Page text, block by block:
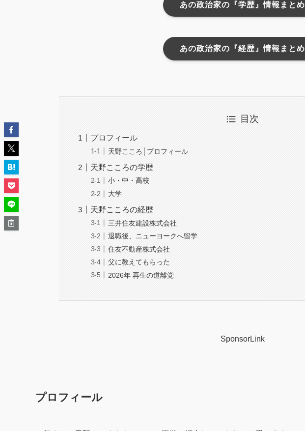
あの政治家の『学歴』情報まとめ
あの政治家の『経歴』情報まとめ
目次
プロフィール
天野こころ│プロフィール
天野こころの学歴
小・中・高校
大学
天野こころの経歴
三井住友建設株式会社
退職後、ニューヨークへ留学
住友不動産株式会社
父に教えてもらった
2026年 再生の道離党
SponsorLink
プロフィール